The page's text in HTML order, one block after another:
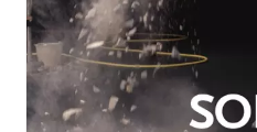
JUILLET-SEPTEMBRE 2026